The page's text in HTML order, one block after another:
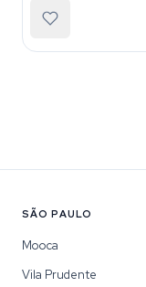
SÃO PAULO
Mooca
Vila Prudente